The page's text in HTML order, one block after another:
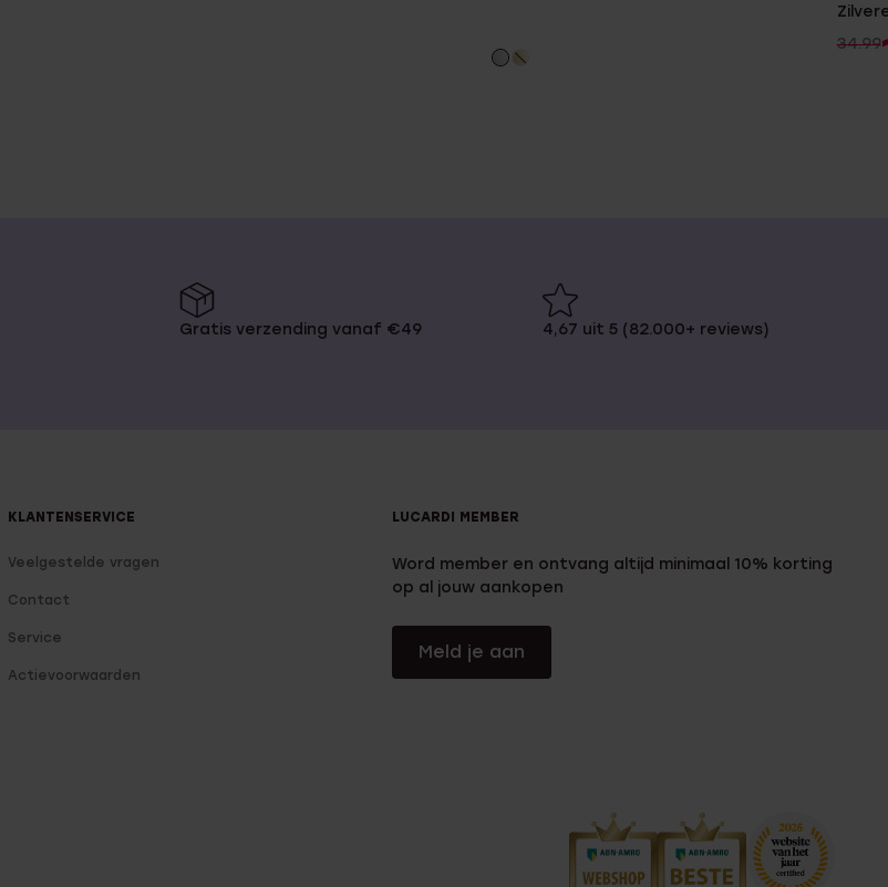
34.99
Gratis verzending vanaf €49 4,67 uit 5 (82.000+ reviews)
KLANTENSERVICE
Veelgestelde vragen
Contact
Service
Actievoorwaarden
LUCARDI MEMBER
Word member en ontvang altijd minimaal 10% korting
op al jouw aankopen
Meld je aan